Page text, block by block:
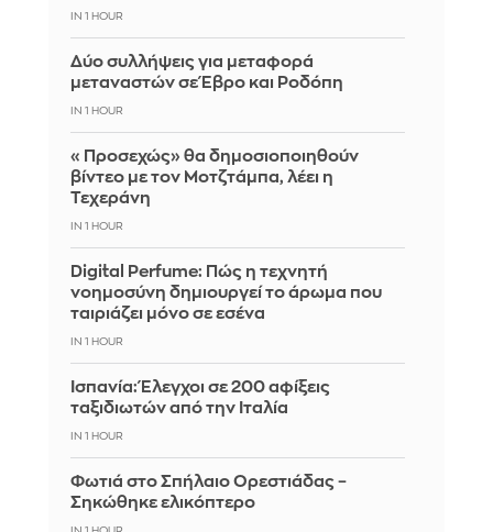
IN 1 HOUR
Δύο συλλήψεις για μεταφορά
μεταναστών σε Έβρο και Ροδόπη
IN 1 HOUR
«Προσεχώς» θα δημοσιοποιηθούν
βίντεο με τον Μοτζτάμπα, λέει η
Τεχεράνη
IN 1 HOUR
Digital Perfume: Πώς η τεχνητή
νοημοσύνη δημιουργεί το άρωμα που
ταιριάζει μόνο σε εσένα
IN 1 HOUR
Ισπανία: Έλεγχοι σε 200 αφίξεις
ταξιδιωτών από την Ιταλία
IN 1 HOUR
Φωτιά στο Σπήλαιο Ορεστιάδας –
Σηκώθηκε ελικόπτερο